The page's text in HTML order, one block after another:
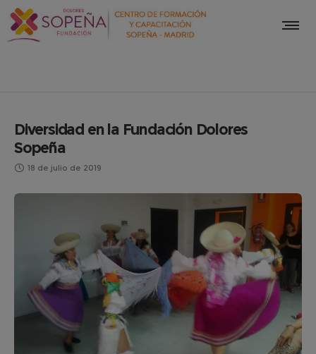
Diversidad en la Fundación Dolores
Sopeña
18 de julio de 2019